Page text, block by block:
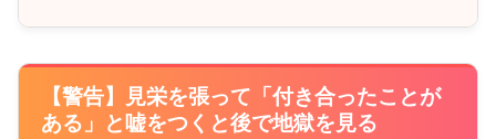
【警告】見栄を張って「付き合ったことが
ある」と嘘をつくと後で地獄を見る